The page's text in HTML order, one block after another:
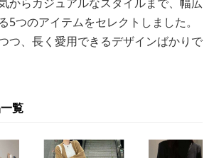
5つのアイテムをセレクトしました。
つ、長く愛用できるデザインばかりで
覧